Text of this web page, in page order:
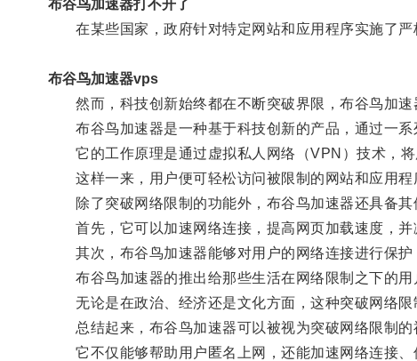
布谷鸟加速器打不开了
在某些国家，政府针对特定网站和应用程序实施了严
布谷鸟加速器vps
然而，科技创新始终都在不断突破界限，布谷鸟加速
布谷鸟加速器是一种基于科技创新的产品，通过一系
它的工作原理是通过虚拟私人网络（VPN）技术，将
这样一来，用户便可轻松访问被限制的网站和应用程
除了突破网络限制的功能外，布谷鸟加速器还具备其
首先，它可以加速网络连接，提高网页加载速度，并
其次，布谷鸟加速器能够对用户的网络连接进行保护
布谷鸟加速器的推出给那些生活在网络限制之下的用
无论是在政治、经济还是文化方面，这种突破网络限
总结起来，布谷鸟加速器可以被视为突破网络限制的
它不仅能够帮助用户匿名上网，还能加速网络连接、